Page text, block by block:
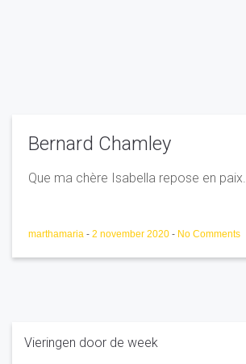
Bernard Chamley
Que ma chère Isabella repose en paix.
marthamaria - 2 november 2020 - No Comments
Vieringen door de week